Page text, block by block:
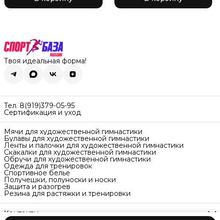
Твоя идеальная форма!
Тел. 8(919)379-05-95
Сертификация и уход
Мячи для художественной гимнастики
Булавы для художественной гимнастики
Ленты и палочки для художественной гимнастики
Скакалки для художественной гимнастики
Обручи для художественной гимнастики
Одежда для тренировок
Спортивное белье
Получешки, полуноски и носки
Защита и разогрев
Резина для растяжки и тренировки
Контакты